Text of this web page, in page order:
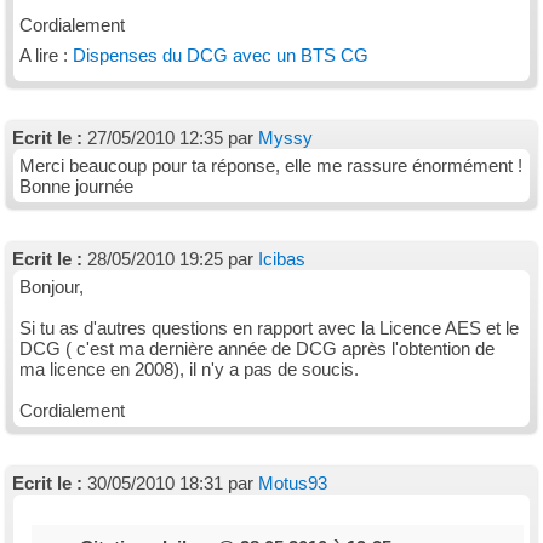
Cordialement
A lire : Dispenses du DCG avec un BTS CG
Ecrit le : 27/05/2010 12:35 par Myssy
Merci beaucoup pour ta réponse, elle me rassure énormément !
Bonne journée
Ecrit le : 28/05/2010 19:25 par Icibas
Bonjour,
Si tu as d'autres questions en rapport avec la Licence AES et le
DCG ( c'est ma dernière année de DCG après l'obtention de
ma licence en 2008), il n'y a pas de soucis.
Cordialement
Ecrit le : 30/05/2010 18:31 par Motus93